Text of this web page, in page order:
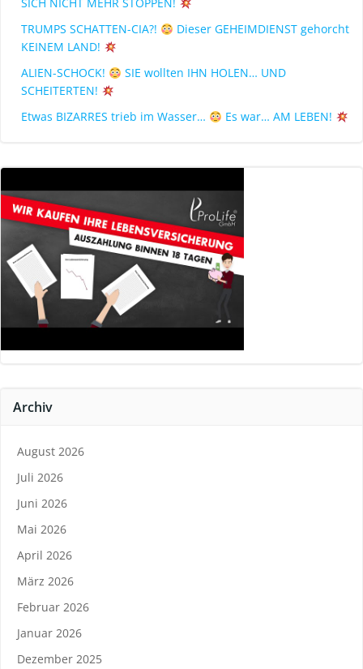
TRUMPS SCHATTEN-CIA?!
Dieser GEHEIMDIENST gehorcht
KEINEM LAND!
ALIEN-SCHOCK!
SIE wollten IHN HOLEN… UND
SCHEITERTEN!
Etwas BIZARRES trieb im Wasser…
Es war… AM LEBEN!
Archiv
August 2026
Juli 2026
Juni 2026
Mai 2026
April 2026
März 2026
Februar 2026
Januar 2026
Dezember 2025